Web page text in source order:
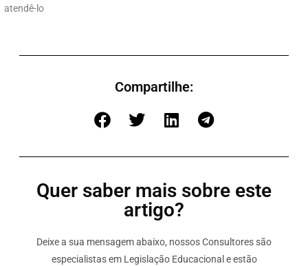
atendê-lo
Compartilhe:
Quer saber mais sobre este
artigo?
Deixe a sua mensagem abaixo, nossos Consultores são
especialistas em Legislação Educacional e estão